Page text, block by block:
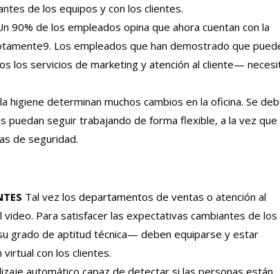
de los equipos y con los clientes.
90% de los empleados opina que ahora cuentan con la
Los empleados que han demostrado que
los servicios de marketing y atención al cliente—
higiene determinan muchos cambios en la oficina. Se
puedan seguir trabajando de forma flexible, a la vez que
de seguridad.
Tal vez los departamentos de ventas o atención al
Para satisfacer las expectativas cambiantes de los
grado de aptitud técnica— deben equiparse y estar
con los clientes.
automático capaz de detectar si las personas están